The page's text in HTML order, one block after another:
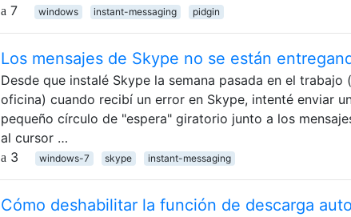
7
windows instant-messaging pidgin
Los mensajes de Skype no se están
Desde que instalé Skype la semana pasada en el
oficina) cuando recibí un error en Skype, intenté enviar
pequeño círculo de "espera" giratorio junto a los
al cursor …
3
windows-7 skype instant-messaging
Cómo deshabilitar la función de descarga